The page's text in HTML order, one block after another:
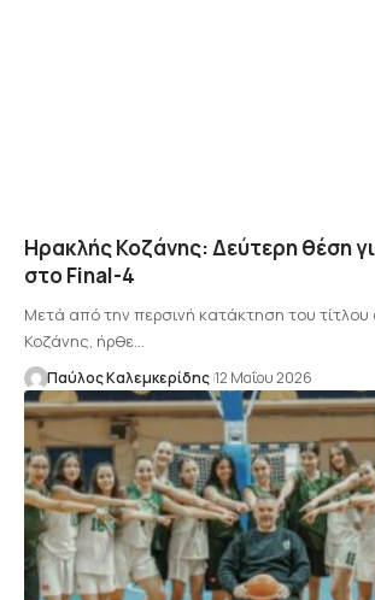
Ηρακλής Κοζάνης: Δεύτερη θέση
στο Final-4
Μετά από την περσινή κατάκτηση του
Κοζάνης, ήρθε…
Παύλος Καλεμκερίδης 12 Μαΐου 2026